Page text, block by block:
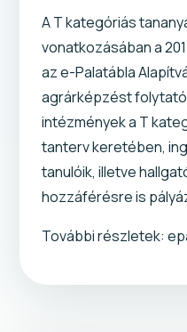
A T kategóriás
vonatkozásában a
az e-Palatábla
agrárképzést
intézmények a T
tanterv keretében,
tanulóik, illetve
hozzáférésre is
További részletek: